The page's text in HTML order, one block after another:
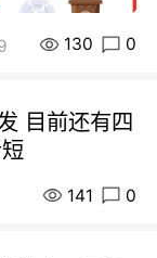
130 0
目前还有四
141 0